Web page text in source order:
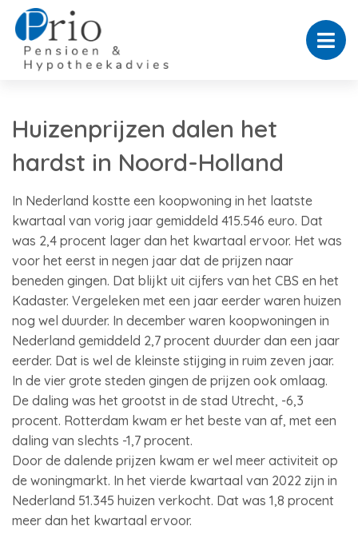
Huizenprijzen dalen het
hardst in Noord-Holland
In Nederland kostte een koopwoning in het laatste
kwartaal van vorig jaar gemiddeld 415.546 euro. Dat
was 2,4 procent lager dan het kwartaal ervoor. Het was
voor het eerst in negen jaar dat de prijzen naar
beneden gingen. Dat blijkt uit cijfers van het CBS en het
Kadaster. Vergeleken met een jaar eerder waren huizen
nog wel duurder. In december waren koopwoningen in
Nederland gemiddeld 2,7 procent duurder dan een jaar
eerder. Dat is wel de kleinste stijging in ruim zeven jaar.
In de vier grote steden gingen de prijzen ook omlaag.
De daling was het grootst in de stad Utrecht, -6,3
procent. Rotterdam kwam er het beste van af, met een
daling van slechts -1,7 procent.
Door de dalende prijzen kwam er wel meer activiteit op
de woningmarkt. In het vierde kwartaal van 2022 zijn in
Nederland 51.345 huizen verkocht. Dat was 1,8 procent
meer dan het kwartaal ervoor.